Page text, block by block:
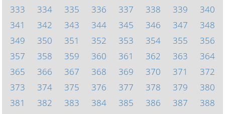
333
334 335 336 337 338 339
340
341
342 343 344 345 346 347
348
349
350 351 352 353 354 355
356
357
358 359 360 361 362 363
364
365
366 367 368 369 370 371
372
373
374 375 376 377 378 379
380
381
382 383 384 385 386 387
388